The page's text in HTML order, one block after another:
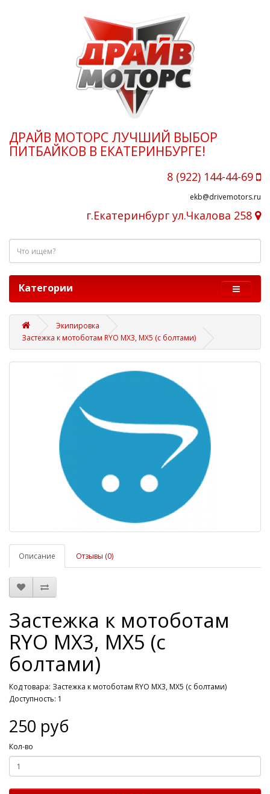
ДРАЙВ МОТОРС ЛУЧШИЙ ВЫБОР
ПИТБАЙКОВ В ЕКАТЕРИНБУРГЕ!
8 (922) 144-44-69
ekb@drivemotors.ru
г.Екатеринбург ул.Чкалова 258
Категории
Экипировка
Застежка к мотоботам RYO MX3, MX5 (с болтами)
Описание Отзывы (0)
Застежка к мотоботам
RYO MX3, MX5 (с
болтами)
Код товара: Застежка к мотоботам RYO MX3, MX5 (с болтами)
Доступность: 1
250 руб
Кол-во